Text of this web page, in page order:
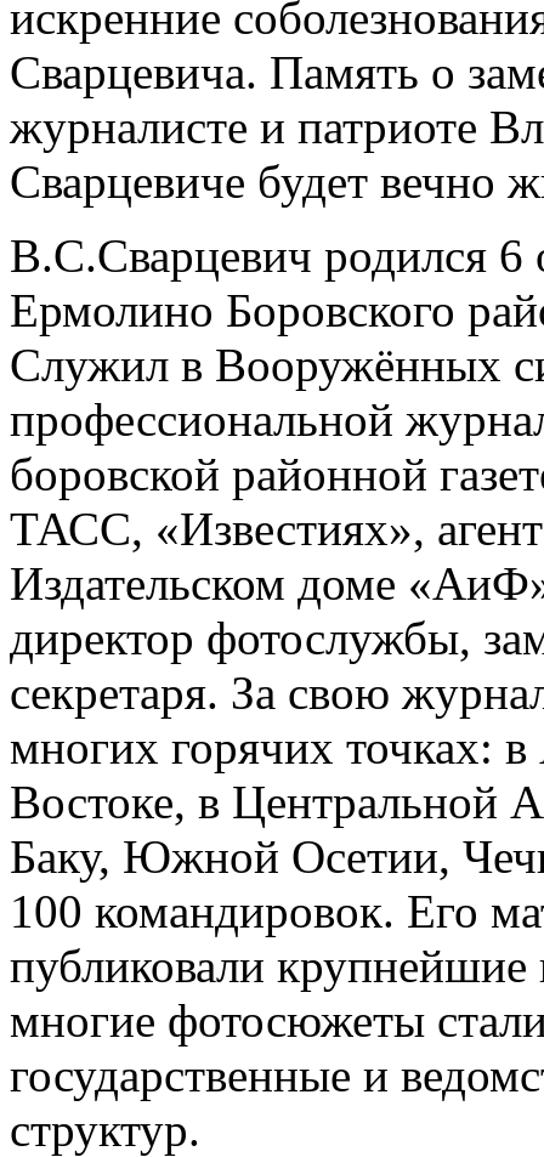
искренние
Сварцевича. Память о
журналисте и патриоте
Сварцевиче будет вечно
В.С.Сварцевич родился 6
Ермолино Боровского
Служил в Вооружённых
профессиональной
боровской районной
ТАСС, «Известиях»,
Издательском доме
директор фотослужбы,
секретаря. За свою
многих горячих точках:
Востоке, в Центральной
Баку, Южной Осетии,
100 командировок. Его
публиковали
многие фотосюжеты
государственные и
структур.